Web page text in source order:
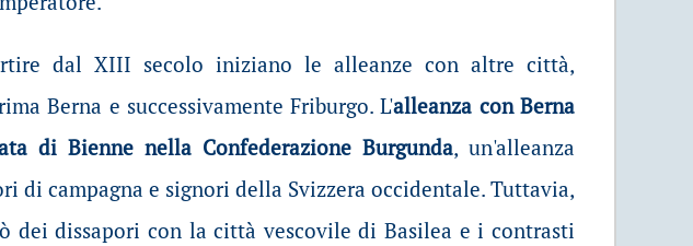
dal XIII secolo iniziano le alleanze con altre città,
Berna e successivamente Friburgo. L'alleanza con Berna
di Bienne nella Confederazione Burgunda, un'alleanza
campagna e signori della Svizzera occidentale. Tuttavia,
dei dissapori con la città vescovile di Basilea e i contrasti